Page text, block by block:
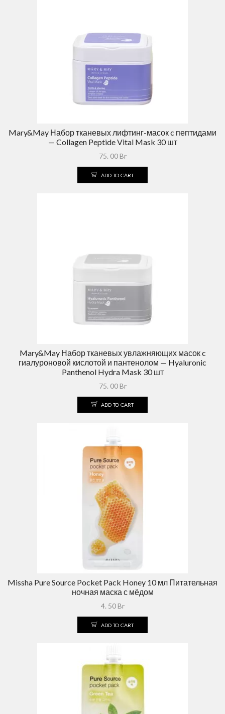
Mary&May Набор тканевых лифтинг-масок c пептидами
— Collagen Peptide Vital Mask 30 шт
75. 00Br
ADD TO CART
Mary&May Набор тканевых увлажняющих масок c
гиалуроновой кислотой и пантенолом — Hyaluronic
Panthenol Hydra Mask 30 шт
75. 00Br
ADD TO CART
Missha Pure Source Pocket Pack Honey 10 мл Питательная
ночная маска с мёдом
4. 50Br
ADD TO CART